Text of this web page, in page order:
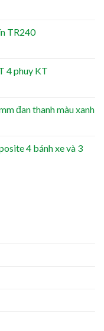
TR240
4 phuy KT
đan thanh màu xanh
4 bánh xe và 3